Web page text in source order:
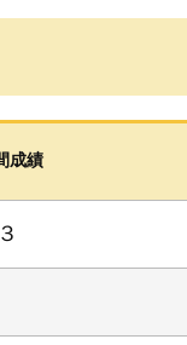
ファンサービス
成績